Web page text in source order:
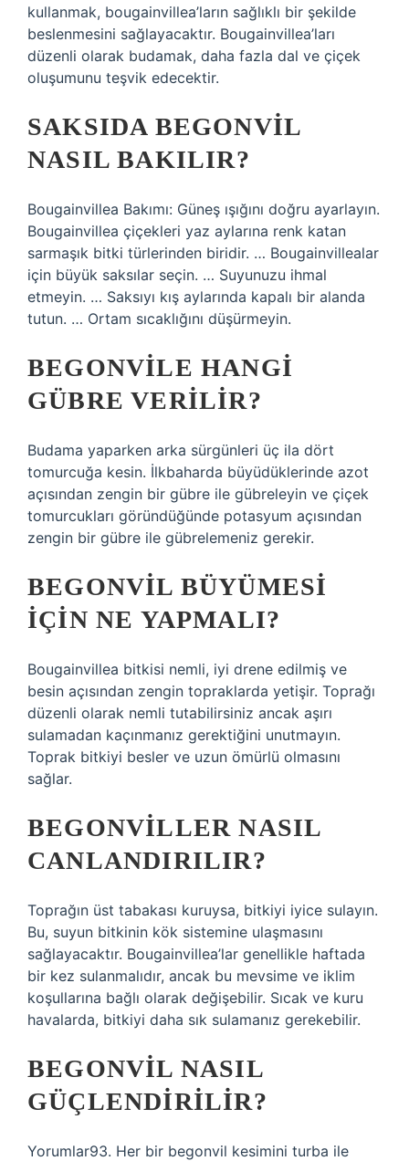
kullanmak, bougainvillea’ların sağlıklı bir şekilde
beslenmesini sağlayacaktır. Bougainvillea’ları
düzenli olarak budamak, daha fazla dal ve çiçek
oluşumunu teşvik edecektir.
SAKSIDA BEGONVIL
NASIL BAKILIR?
Bougainvillea Bakımı: Güneş ışığını doğru ayarlayın.
Bougainvillea çiçekleri yaz aylarına renk katan
sarmaşık bitki türlerinden biridir. … Bougainvillealar
için büyük saksılar seçin. … Suyunuzu ihmal
etmeyin. … Saksıyı kış aylarında kapalı bir alanda
tutun. … Ortam sıcaklığını düşürmeyin.
BEGONVILE HANGI
GÜBRE VERILIR?
Budama yaparken arka sürgünleri üç ila dört
tomurcuğa kesin. İlkbaharda büyüdüklerinde azot
açısından zengin bir gübre ile gübreleyin ve çiçek
tomurcukları göründüğünde potasyum açısından
zengin bir gübre ile gübrelemeniz gerekir.
BEGONVIL BÜYÜMESI
IÇIN NE YAPMALI?
Bougainvillea bitkisi nemli, iyi drene edilmiş ve
besin açısından zengin topraklarda yetişir. Toprağı
düzenli olarak nemli tutabilirsiniz ancak aşırı
sulamadan kaçınmanız gerektiğini unutmayın.
Toprak bitkiyi besler ve uzun ömürlü olmasını
sağlar.
BEGONVILLER NASIL
CANLANDIRILIR?
Toprağın üst tabakası kuruysa, bitkiyi iyice sulayın.
Bu, suyun bitkinin kök sistemine ulaşmasını
sağlayacaktır. Bougainvillea’lar genellikle haftada
bir kez sulanmalıdır, ancak bu mevsime ve iklim
koşullarına bağlı olarak değişebilir. Sıcak ve kuru
havalarda, bitkiyi daha sık sulamanız gerekebilir.
BEGONVIL NASIL
GÜÇLENDIRILIR?
Yorumlar93. Her bir begonvil kesimini turba ile